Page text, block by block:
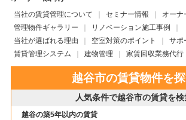
当社の賃貸管理について セミナー情報
オーナ
管理物件ギャラリー
リノベーション施工事例
当社が選ばれる理由
空室対策のポイント
サポ
賃貸管理システム
建物管理 家賃回収業務代行
越谷市の賃貸物件を
人気条件で越谷市の賃貸を検
越谷の築5年以内の賃貸